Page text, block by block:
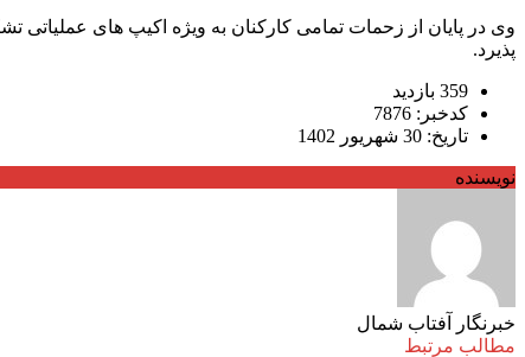
وی در پایان از زحمات تمامی کارکنان به ویژه اکیپ های
پذیرد.
359 بازدید
کدخبر: 7876
تاریخ: 30 شهریور 1402
نویسنده
خبرنگار آفتاب شمال
مطالب مرتبط